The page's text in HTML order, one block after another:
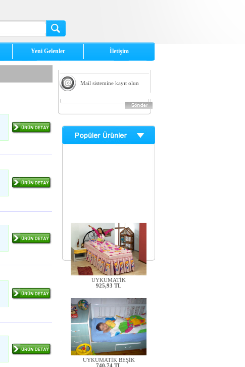
Yeni Gelenler İletişim
Mail sistemine kayıt olun
UYKUMATİK
925,93 TL
UYKUMATİK BEŞİK
740,74 TL